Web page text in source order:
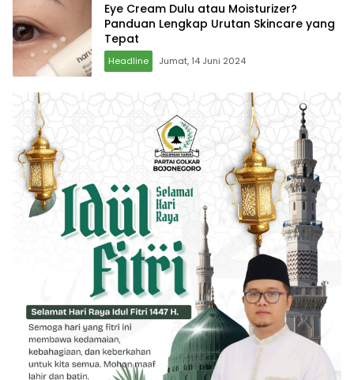
Eye Cream Dulu atau Moisturizer?
Panduan Lengkap Urutan Skincare yang
Tepat
Headline Jumat, 14 Juni 2024